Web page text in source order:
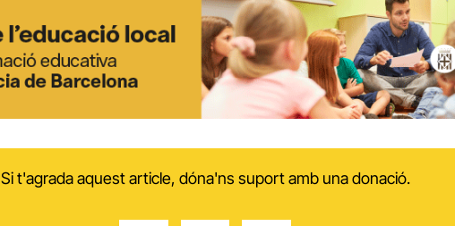
Si t'agrada aquest article, dóna'ns suport amb una donació.